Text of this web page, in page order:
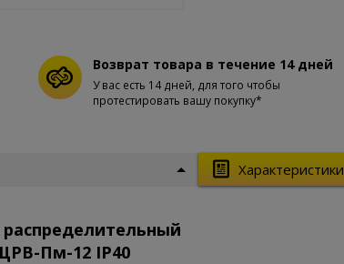
Возврат товара в течение 14 дней
У вас есть 14 дней, для того чтобы
протестировать вашу покупку*
Характеристики
Пм-12 IP40